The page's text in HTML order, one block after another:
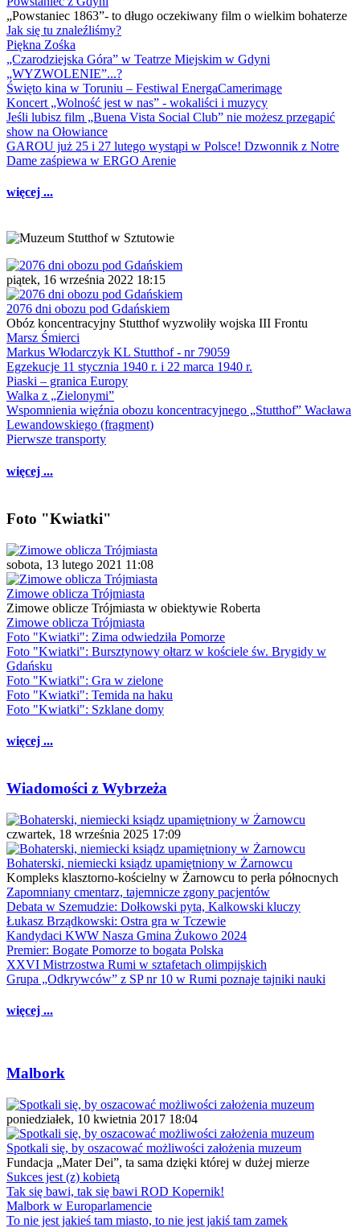
„Powstaniec 1863”- to długo oczekiwany film o wielkim bohaterze
Jak się tu znaleźliśmy?
Piękna Zośka
„Czarodziejska Góra” w Teatrze Miejskim w Gdyni
„WYZWOLENIE”...?
Święto kina w Toruniu – Festiwal EnergaCamerimage
Koncert „Wolność jest w nas” - wokaliści i muzycy
Jeśli lubisz film „Buena Vista Social Club” nie możesz przegapić
show na Ołowiance
GAROU już 25 i 27 lutego wystąpi w Polsce! Dzwonnik z Notre
Dame zaśpiewa w ERGO Arenie
więcej ...
piątek, 16 września 2022 18:15
2076 dni obozu pod Gdańskiem
Obóz koncentracyjny Stutthof wyzwoliły wojska III Frontu
Marsz Śmierci
Markus Włodarczyk KL Stutthof - nr 79059
Egzekucje 11 stycznia 1940 r. i 22 marca 1940 r.
Piaski – granica Europy
Walka z „Zielonymi”
Wspomnienia więźnia obozu koncentracyjnego „Stutthof” Wacława
Lewandowskiego (fragment)
Pierwsze transporty
więcej ...
Foto "Kwiatki"
sobota, 13 lutego 2021 11:08
Zimowe oblicza Trójmiasta
Zimowe oblicze Trójmiasta w obiektywie Roberta
Zimowe oblicza Trójmiasta
Foto "Kwiatki": Zima odwiedziła Pomorze
Foto "Kwiatki": Bursztynowy ołtarz w kościele św. Brygidy w
Gdańsku
Foto "Kwiatki": Gra w zielone
Foto "Kwiatki": Temida na haku
Foto "Kwiatki": Szklane domy
więcej ...
Wiadomości z Wybrzeża
czwartek, 18 września 2025 17:09
Bohaterski, niemiecki ksiądz upamiętniony w Żarnowcu
Kompleks klasztorno-kościelny w Żarnowcu to perła północnych
Zapomniany cmentarz, tajemnicze zgony pacjentów
Debata w Szemudzie: Dołkowski pyta, Kalkowski kluczy
Łukasz Brządkowski: Ostra gra w Tczewie
Kandydaci KWW Nasza Gmina Żukowo 2024
Premier: Bogate Pomorze to bogata Polska
XXVI Mistrzostwa Rumi w sztafetach olimpijskich
Grupa „Odkrywców” z SP nr 10 w Rumi poznaje tajniki nauki
więcej ...
Malbork
poniedziałek, 10 kwietnia 2017 18:04
Spotkali się, by oszacować możliwości założenia muzeum
Fundacja „Mater Dei”, ta sama dzięki której w dużej mierze
Sukces jest (z) kobietą
Tak się bawi, tak się bawi ROD Kopernik!
Malbork w Europarlamencie
To nie jest jakieś tam miasto, to nie jest jakiś tam zamek